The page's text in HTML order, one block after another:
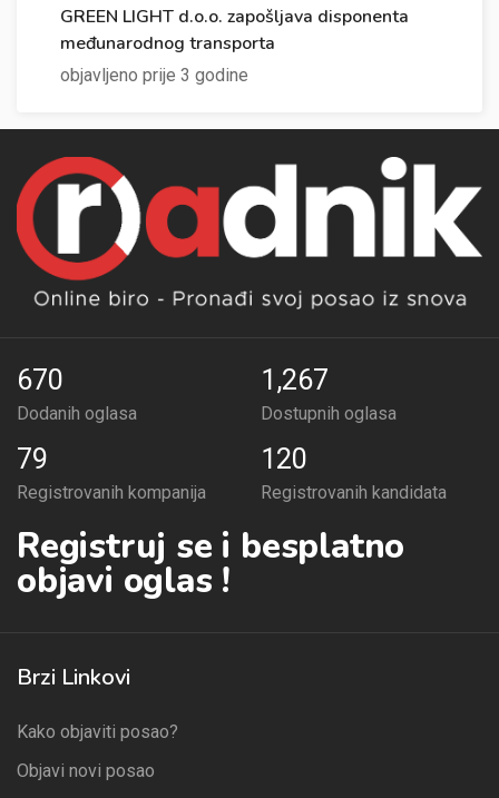
GREEN LIGHT d.o.o. zapošljava disponenta
međunarodnog transporta
objavljeno prije 3 godine
670
Dodanih oglasa
1,267
Dostupnih oglasa
79
Registrovanih kompanija
120
Registrovanih kandidata
Registruj se i besplatno
objavi oglas !
Brzi Linkovi
Kako objaviti posao?
Objavi novi posao